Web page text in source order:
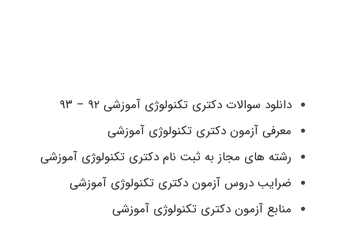
دانلود سوالات دکتری تکنولوژی آموزشی ۹۲ – ۹۳
معرفی آزمون دکتری تکنولوژی آموزشی
رشته های مجاز به ثبت نام دکتری تکنولوژی آموزشی
ضرایب دروس آزمون دکتری تکنولوژی آموزشی
منابع آزمون دکتری تکنولوژی آموزشی